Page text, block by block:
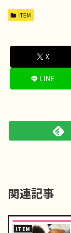
ITEM
X
LINE
関連記事
ITEM